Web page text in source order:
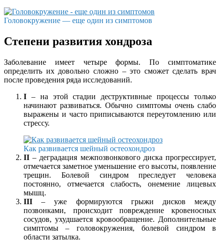
Головокружение — еще один из симптомов
Степени развития хондроза
Заболевание имеет четыре формы. По симптоматике
определить их довольно сложно – это сможет сделать врач
после проведения ряда исследований.
I – на этой стадии деструктивные процессы только
начинают развиваться. Обычно симптомы очень слабо
выражены и часто приписываются переутомлению или
стрессу.
Как развивается шейный остеохондроз
II – деградация межпозвонкового диска прогрессирует,
отмечается заметное уменьшение его высоты, появление
трещин. Болевой синдром преследует человека
постоянно, отмечается слабость, онемение лицевых
мышц.
III – уже формируются грыжи дисков между
позвонками, происходит повреждение кровеносных
сосудов, ухудшается кровообращение. Дополнительные
симптомы – головокружения, болевой синдром в
области затылка.